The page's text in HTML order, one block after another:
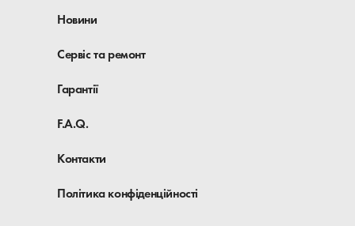
Новини
Сервіс та ремонт
Гарантії
F.A.Q.
Контакти
Політика конфіденційності